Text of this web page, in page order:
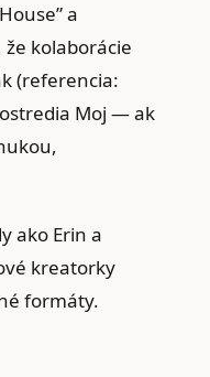
a
kolaborácie
(referencia:
Moj — ak
ako Erin a
kreatorky
formáty.